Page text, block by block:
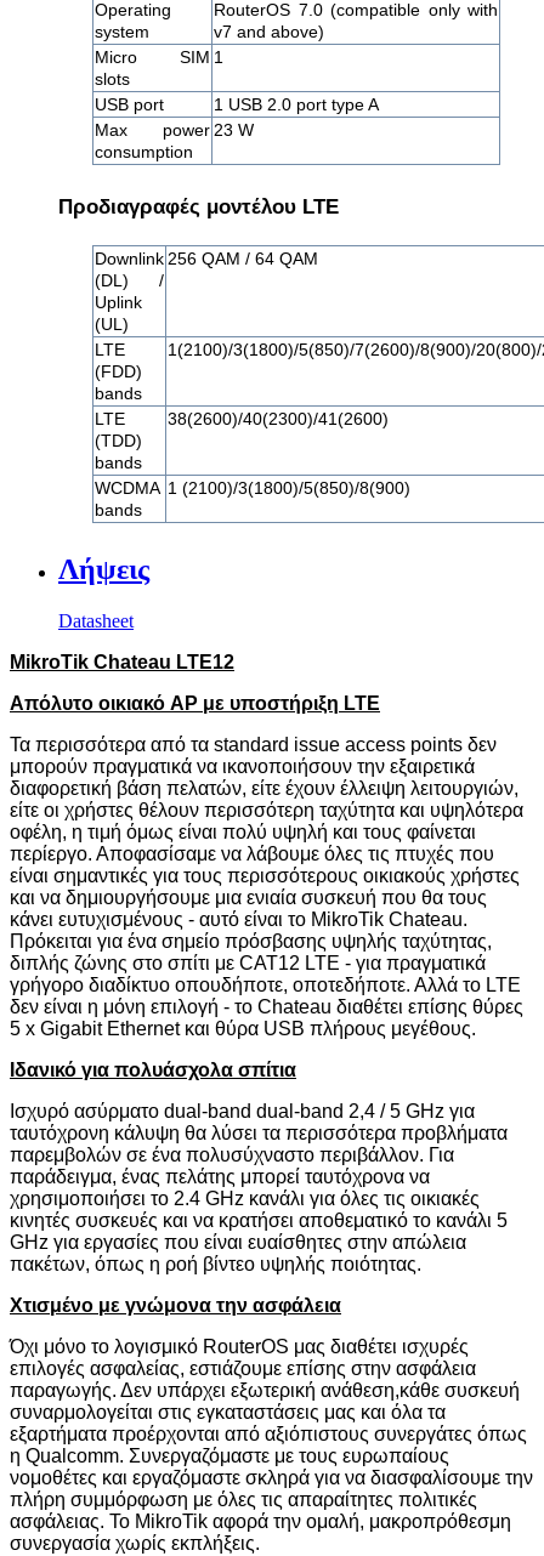
Operating
system
RouterOS 7.0 (compatible only with
v7 and above)
Micro SIM
slots
1
USB port
1 USB 2.0 port type A
Max power
consumption
23 W
Προδιαγραφές μοντέλου LTE
Downlink
(DL) /
Uplink
(UL)
256 QAM / 64 QAM
LTE
(FDD)
bands
1(2100)/3(1800)/5(850)/7(2600)/8(900)/
LTE
(TDD)
bands
38(2600)/40(2300)/41(2600)
WCDMA
bands
1 (2100)/3(1800)/5(850)/8(900)
Λήψεις
Datasheet
MikroTik Chateau LTE12
Απόλυτο οικιακό AP με υποστήριξη LTE
Τα περισσότερα από τα standard issue access points δεν
μπορούν πραγματικά να ικανοποιήσουν την εξαιρετικά
διαφορετική βάση πελατών, είτε έχουν έλλειψη λειτουργιών,
είτε οι χρήστες θέλουν περισσότερη ταχύτητα και υψηλότερα
οφέλη, η τιμή όμως είναι πολύ υψηλή και τους φαίνεται
περίεργο. Αποφασίσαμε να λάβουμε όλες τις πτυχές που
είναι σημαντικές για τους περισσότερους οικιακούς χρήστες
και να δημιουργήσουμε μια ενιαία συσκευή που θα τους
κάνει ευτυχισμένους - αυτό είναι το MikroTik Chateau.
Πρόκειται για ένα σημείο πρόσβασης υψηλής ταχύτητας,
διπλής ζώνης στο σπίτι με CAT12 LTE - για πραγματικά
γρήγορο διαδίκτυο οπουδήποτε, οποτεδήποτε. Αλλά το LTE
δεν είναι η μόνη επιλογή - το Chateau διαθέτει επίσης θύρες
5 x Gigabit Ethernet και θύρα USB πλήρους μεγέθους.
Ιδανικό για πολυάσχολα σπίτια
Ισχυρό ασύρματο dual-band dual-band 2,4 / 5 GHz για
ταυτόχρονη κάλυψη θα λύσει τα περισσότερα προβλήματα
παρεμβολών σε ένα πολυσύχναστο περιβάλλον. Για
παράδειγμα, ένας πελάτης μπορεί ταυτόχρονα να
χρησιμοποιήσει το 2.4 GHz κανάλι για όλες τις οικιακές
κινητές συσκευές και να κρατήσει αποθεματικό το κανάλι 5
GHz για εργασίες που είναι ευαίσθητες στην απώλεια
πακέτων, όπως η ροή βίντεο υψηλής ποιότητας.
Χτισμένο με γνώμονα την ασφάλεια
Όχι μόνο το λογισμικό RouterOS μας διαθέτει ισχυρές
επιλογές ασφαλείας, εστιάζουμε επίσης στην ασφάλεια
παραγωγής. Δεν υπάρχει εξωτερική ανάθεση,κάθε συσκευή
συναρμολογείται στις εγκαταστάσεις μας και όλα τα
εξαρτήματα προέρχονται από αξιόπιστους συνεργάτες όπως
η Qualcomm. Συνεργαζόμαστε με τους ευρωπαίους
νομοθέτες και εργαζόμαστε σκληρά για να διασφαλίσουμε την
πλήρη συμμόρφωση με όλες τις απαραίτητες πολιτικές
ασφάλειας. Το MikroTik αφορά την ομαλή, μακροπρόθεσμη
συνεργασία χωρίς εκπλήξεις.